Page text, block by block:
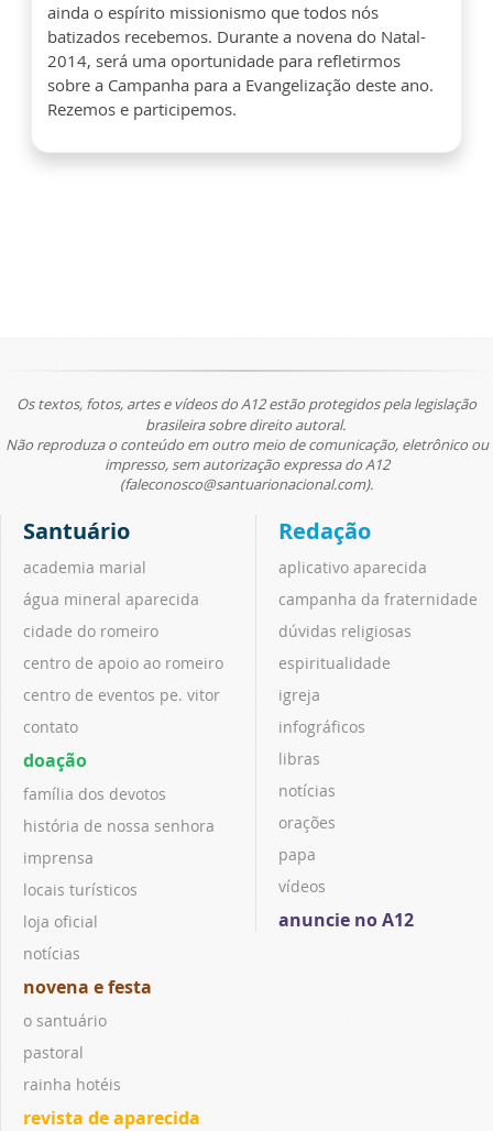
ainda o espírito missionismo que todos nós
batizados recebemos. Durante a novena do Natal-
2014, será uma oportunidade para refletirmos
sobre a Campanha para a Evangelização deste ano.
Rezemos e participemos.
Os textos, fotos, artes e vídeos do A12 estão protegidos pela legislação
brasileira sobre direito autoral.
Não reproduza o conteúdo em outro meio de comunicação, eletrônico ou
impresso, sem autorização expressa do A12
(faleconosco@santuarionacional.com).
Santuário
academia marial
água mineral aparecida
cidade do romeiro
centro de apoio ao romeiro
centro de eventos pe. vitor
contato
doação
família dos devotos
história de nossa senhora
imprensa
locais turísticos
loja oficial
notícias
novena e festa
o santuário
pastoral
rainha hotéis
revista de aparecida
Redação
aplicativo aparecida
campanha da fraternidade
dúvidas religiosas
espiritualidade
igreja
infográficos
libras
notícias
orações
papa
vídeos
anuncie no A12